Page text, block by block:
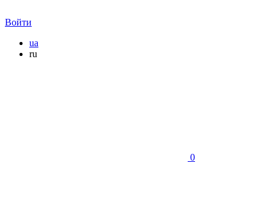
Войти
ua
ru
0